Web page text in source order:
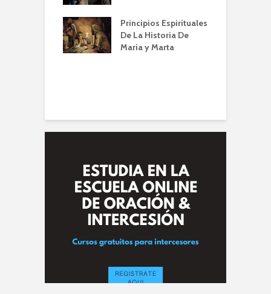
Principios Espirituales
De La Historia De
Maria y Marta